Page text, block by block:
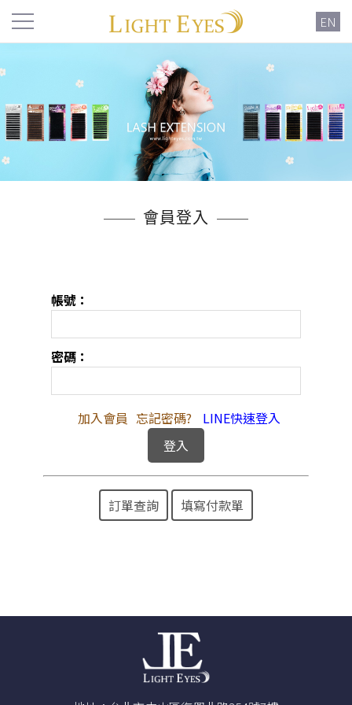
EN
會員登入
帳號：
密碼：
加入會員 忘記密碼? LINE快速登入
訂單查詢 填寫付款單